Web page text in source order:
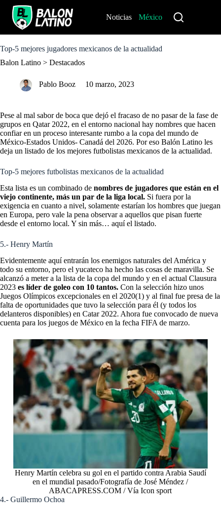
o
o
Noticias México
Top-5 mejores jugadores mexicanos de la actualidad
Balon Latino > Destacados
Pablo Booz 10 marzo, 2023
Pese al mal sabor de boca que dejó el fracaso de no pasar de la fase de
grupos en Qatar 2022, en el entorno nacional hay nombres que hacen
confiar en un proceso interesante rumbo a la copa del mundo de
México-Estados Unidos- Canadá del 2026. Por eso Balón Latino les
deja un listado de los mejores futbolistas mexicanos de la actualidad.
Top-5 mejores futbolistas mexicanos de la actualidad
Esta lista es un combinado de nombres de jugadores que están en el
viejo continente, más un par de la liga local. Si fuera por la
exigencia en cuanto a nivel, solamente estarían los hombres que juegan
en Europa, pero vale la pena observar a aquellos que pisan fuerte
desde el entorno local. Y sin más… aquí el listado.
5.- Henry Martín
Evidentemente aquí entrarán los enemigos naturales del América y
todo su entorno, pero el yucateco ha hecho las cosas de maravilla. Se
alcanzó a meter a la lista de la copa del mundo y en el actual Clausura
2023 es líder de goleo con 10 tantos. Con la selección hizo unos
Juegos Olímpicos excepcionales en el 2020(1) y al final fue presa de la
falta de oportunidades que tuvo la selección para él (y todos los
delanteros disponibles) en Catar 2022. Ahora fue convocado de nueva
cuenta para los juegos de México en la fecha FIFA de marzo.
Henry Martín celebra su gol en el partido contra Arabia Saudí
en el mundial pasado/Fotografía de José Méndez /
ABACAPRESS.COM / Vía Icon sport
4.- Guillermo Ochoa